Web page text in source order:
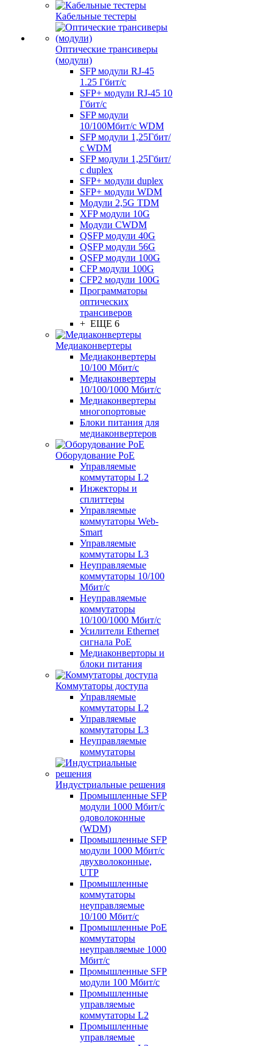
Кабельные тестеры
Оптические трансиверы
(модули)
SFP модули RJ-45
1.25 Гбит/c
SFP+ модули RJ-45 10
Гбит/c
SFP модули
10/100Мбит/с WDM
SFP модули 1,25Гбит/
с WDM
SFP модули 1,25Гбит/
с duplex
SFP+ модули duplex
SFP+ модули WDM
Модули 2,5G TDM
XFP модули 10G
Модули CWDM
QSFP модули 40G
QSFP модули 56G
QSFP модули 100G
CFP модули 100G
CFP2 модули 100G
Программаторы
оптических
трансиверов
+ ЕЩЕ 6
Медиаконвертеры
Медиаконвертеры
10/100 Мбит/с
Медиаконвертеры
10/100/1000 Мбит/c
Медиаконвертеры
многопортовые
Блоки питания для
медиаконвертеров
Оборудование PoE
Управляемые
коммутаторы L2
Инжекторы и
сплиттеры
Управляемые
коммутаторы Web-
Smart
Управляемые
коммутаторы L3
Неуправляемые
коммутаторы 10/100
Мбит/с
Неуправляемые
коммутаторы
10/100/1000 Мбит/с
Усилители Ethernet
сигнала PoE
Медиаконверторы и
блоки питания
Коммутаторы доступа
Управляемые
коммутаторы L2
Управляемые
коммутаторы L3
Неуправляемые
коммутаторы
Индустриальные решения
Промышленные SFP
модули 1000 Мбит/c
одоволоконные
(WDM)
Промышленные SFP
модули 1000 Мбит/c
двухволоконные,
UTP
Промышленные
коммутаторы
неуправляемые
10/100 Мбит/с
Промышленные PoE
коммутаторы
неуправляемые 1000
Мбит/с
Промышленные SFP
модули 100 Мбит/c
Промышленные
управляемые
коммутаторы L2
Промышленные
управляемые